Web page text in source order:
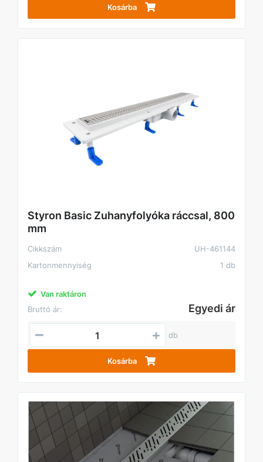
Kosárba
Styron Basic Zuhanyfolyóka ráccsal, 800
mm
Cikkszám
UH-461144
Kartonmennyiség
1 db
Van raktáron
Bruttó ár:
Egyedi ár
db
Kosárba